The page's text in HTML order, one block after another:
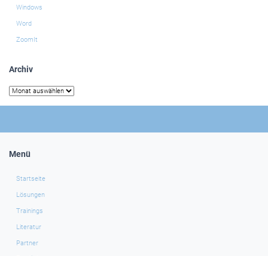
Windows
Word
ZoomIt
Archiv
Archiv
Menü
Startseite
Lösungen
Trainings
Literatur
Partner